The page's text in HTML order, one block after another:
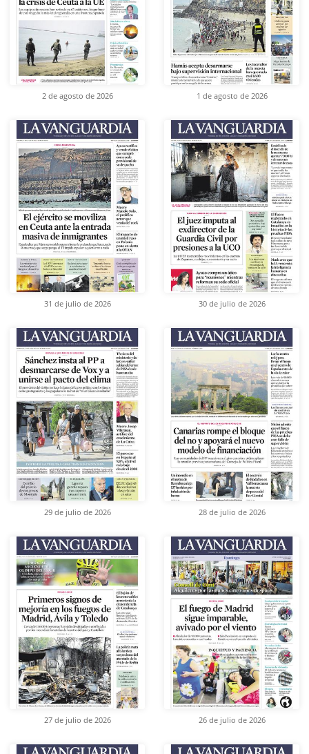
2 de agosto de 2026 1 de agosto de 2026
31 de julio de 2026 30 de julio de 2026
29 de julio de 2026 28 de julio de 2026
27 de julio de 2026 26 de julio de 2026